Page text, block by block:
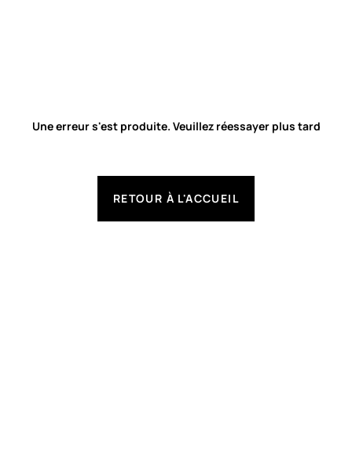
Une erreur s'est produite. Veuillez réessayer plus tard
RETOUR À L'ACCUEIL